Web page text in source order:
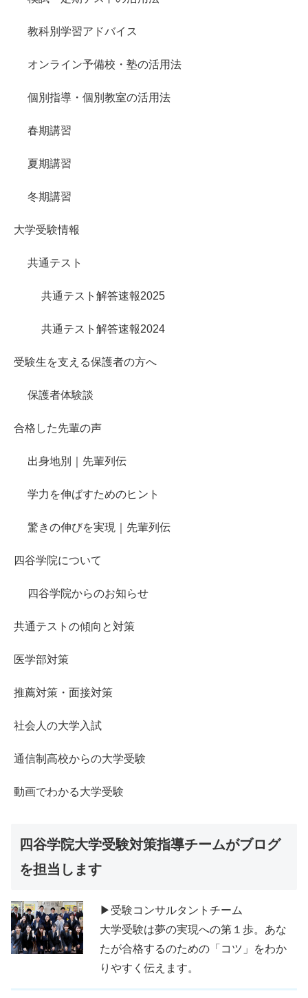
教科別学習アドバイス
オンライン予備校・塾の活用法
個別指導・個別教室の活用法
春期講習
夏期講習
冬期講習
大学受験情報
共通テスト
共通テスト解答速報2025
共通テスト解答速報2024
受験生を支える保護者の方へ
保護者体験談
合格した先輩の声
出身地別｜先輩列伝
学力を伸ばすためのヒント
驚きの伸びを実現｜先輩列伝
四谷学院について
四谷学院からのお知らせ
共通テストの傾向と対策
医学部対策
推薦対策・面接対策
社会人の大学入試
通信制高校からの大学受験
動画でわかる大学受験
四谷学院大学受験対策指導チームがブログ
を担当します
▶受験コンサルタントチーム
大学受験は夢の実現への第１歩。あな
たが合格するのための「コツ」をわか
りやすく伝えます。